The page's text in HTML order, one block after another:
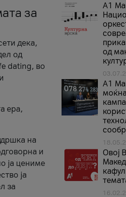
за
дека,
од
dating, во
ера,
на
и
ја цениме
ја
за
А1
од
A1
Овој